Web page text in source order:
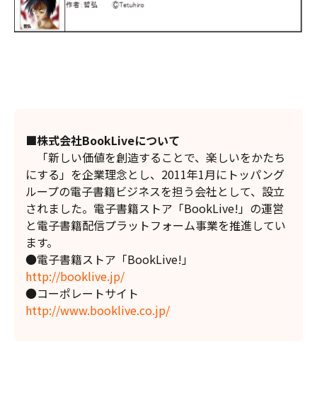
■株式会社BookLiveについて
「新しい価値を創造することで、楽しいをかたち
にする」を企業理念とし、2011年1月にトッパング
ループの電子書籍ビジネスを担う会社として、設立
されました。電子書籍ストア「BookLive!」の運営
と電子書籍配信プラットフォーム事業を推進してい
ます。
●電子書籍ストア「BookLive!」
http://booklive.jp/
●コーポレートサイト
http://www.booklive.co.jp/